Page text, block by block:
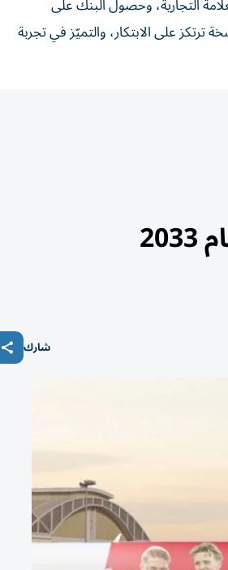
ترتكز على الابتكار، والتميّز في تجربة
شارك